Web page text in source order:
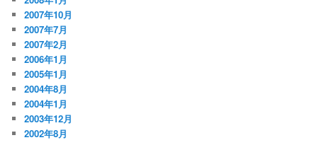
2007年10月
2007年7月
2007年2月
2006年1月
2005年1月
2004年8月
2004年1月
2003年12月
2002年8月